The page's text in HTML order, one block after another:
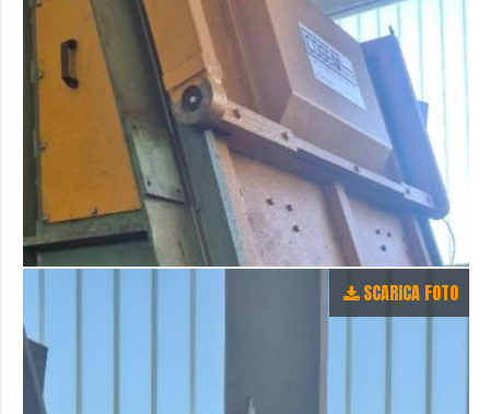
SCARICA FOTO